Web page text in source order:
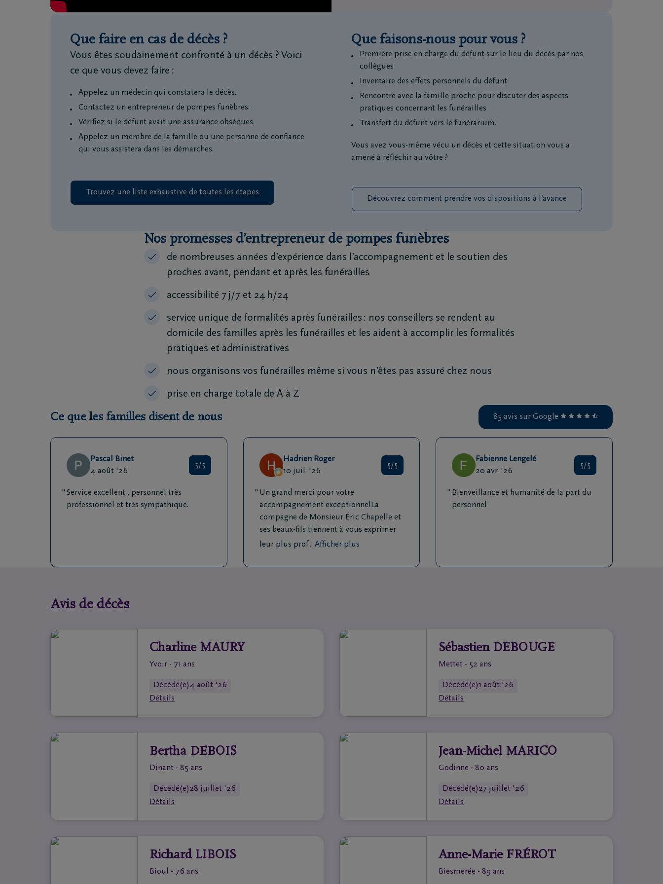
Que faire en cas de décès ?
Vous êtes soudainement confronté à un décès ? Voici
ce que vous devez faire :
Appelez un médecin qui constatera le décès.
Contactez un entrepreneur de pompes funèbres.
Vérifiez si le défunt avait une assurance obsèques.
Appelez un membre de la famille ou une personne de confiance
qui vous assistera dans les démarches.
Trouvez une liste exhaustive de toutes les étapes
Que faisons-nous pour vous ?
Première prise en charge du défunt sur le lieu du décès par nos
collègues
Inventaire des effets personnels du défunt
Rencontre avec la famille proche pour discuter des aspects
pratiques concernant les funérailles
Transfert du défunt vers le funérarium.
Vous avez vous-même vécu un décès et cette situation vous a
amené à réfléchir au vôtre ?
Découvrez comment prendre vos dispositions à l’avance
Nos promesses d’entrepreneur de pompes funèbres
de nombreuses années d’expérience dans l’accompagnement et le soutien des
proches avant, pendant et après les funérailles
accessibilité 7 j/7 et 24 h/24
service unique de formalités après funérailles : nos conseillers se rendent au
domicile des familles après les funérailles et les aident à accomplir les formalités
pratiques et administratives
nous organisons vos funérailles même si vous n’êtes pas assuré chez nous
prise en charge totale de A à Z
Ce que les familles disent de nous 85 avis sur Google
Pascal Binet
4 août '26
5/5
Service excellent , personnel très
professionnel et très sympathique.
Hadrien Roger
10 juil. '26
5/5
Un grand merci pour votre
accompagnement exceptionnel ​La
compagne de Monsieur Éric Chapelle et
ses beaux-fils tiennent à vous exprimer
leur plus prof... Afficher plus
Fabienne Lengelé
20 avr. '26
5/5
Bienveillance et humanité de la part du
personnel
Avis de décès
Charline MAURY
Yvoir - 71 ans
Décédé(e)4 août '26
Détails
Sébastien DEBOUGE
Mettet - 52 ans
Décédé(e)1 août '26
Détails
Bertha DEBOIS
Dinant - 85 ans
Décédé(e)28 juillet '26
Détails
Jean-Michel MARICO
Godinne - 80 ans
Décédé(e)27 juillet '26
Détails
Richard LIBOIS
Bioul - 76 ans
Anne-Marie FRÉROT
Biesmerée - 89 ans